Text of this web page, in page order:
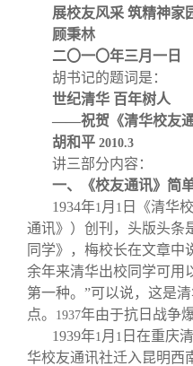
校友视界
理事会名
联系我们
展校友风采 筑精神家
顾秉林
二〇一〇年三月一日
胡书记的题词是：
世纪清华 百年树人
——祝贺《清华校友通
胡和平 2010.3
讲三部分内容：
一、《校友通讯》简
1934年1 月 1 日《清华
通讯》）创刊，头版头条
同学》，梅校长在文章中
余年来清华出校同学可用
第一种。”可以说，这是
点。
1937年由于抗日战争
1939年1 月 1 日在重庆
华校友通讯社迁入昆明西